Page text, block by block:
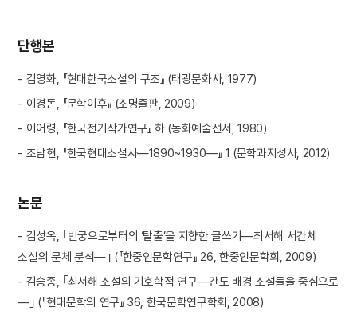
단행본
- 김영화, 『현대한국소설의 구조』 (태광문화사, 1977)
- 이경돈, 『문학이후』 (소명출판, 2009)
- 이어령, 『한국전기작가연구』 하 (동화예술선서, 1980)
- 조남현, 『한국현대소설사—1890~1930—』 1 (문학과지성사, 2012)
논문
- 김성옥, ｢빈궁으로부터의 ‘탈출’을 지향한 글쓰기—최서해 서간체
소설의 문체 분석—｣ (『한중인문학연구』 26, 한중인문학회, 2009)
- 김승종, ｢최서해 소설의 기호학적 연구—간도 배경 소설들을 중심으로
—｣ (『현대문학의 연구』 36, 한국문학연구학회, 2008)